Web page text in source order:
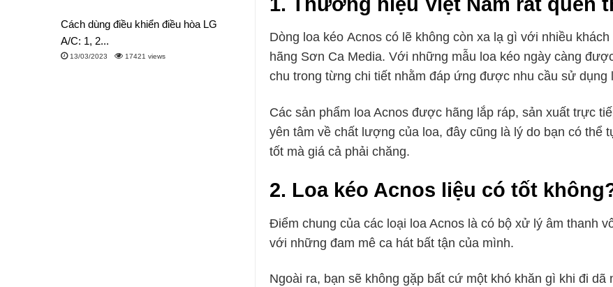
Cách dùng điều khiển điều hòa LG
A/C: 1, 2...
13/03/2023 17421 views
Dòng loa kéo Acnos có lẽ không còn xa lạ gì với nhiều
hãng Sơn Ca Media. Với những mẫu loa kéo ngày càng
chu trong từng chi tiết nhằm đáp ứng được nhu cầu sử dụng
Các sản phẩm loa Acnos được hãng lắp ráp, sản xuất trực
yên tâm về chất lượng của loa, đây cũng là lý do bạn có
tốt mà giá cả phải chăng.
2. Loa kéo Acnos liệu có tốt
Điểm chung của các loại loa Acnos là có bộ xử lý âm thanh
với những đam mê ca hát bất tận của mình.
Ngoài ra, bạn sẽ không gặp bất cứ một khó khăn gì khi đi